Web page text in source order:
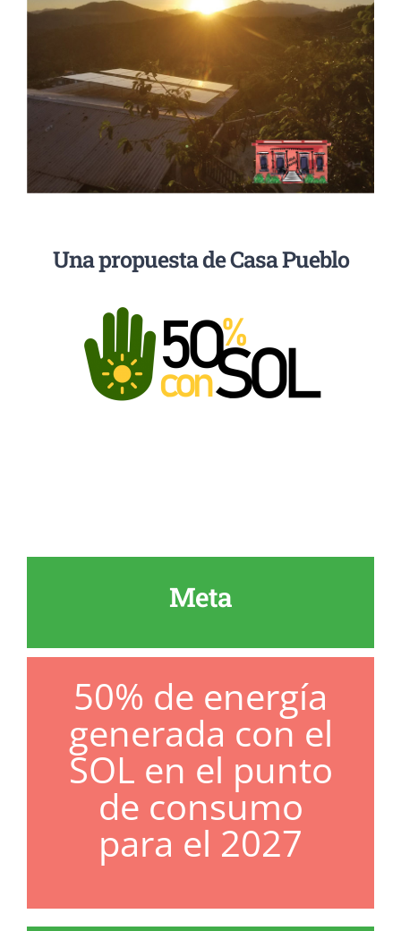
Una propuesta de Casa Pueblo
Meta
50% de energía
generada con el
SOL en el punto
de consumo
para el 2027